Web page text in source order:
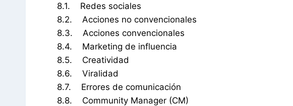
8.1. Redes sociales
8.2. Acciones no convencionales
8.3. Acciones convencionales
8.4. Marketing de influencia
8.5. Creatividad
8.6. Viralidad
8.7. Errores de comunicación
8.8. Community Manager (CM)